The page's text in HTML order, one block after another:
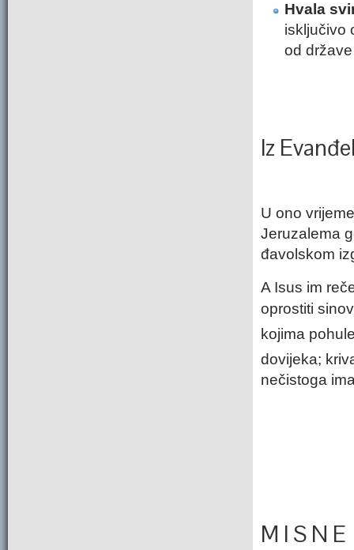
Hvala
isključivo
od
Iz
U ono
Jeruzalema
đavolskom
A Isus im
oprostiti
kojima
dovijeka;
nečistoga
M I S N